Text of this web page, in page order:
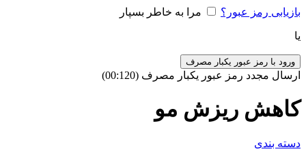
بازیابی رمز عبور؟ مرا به خاطر بسپار
یا
ورود با رمز عبور یکبار مصرف
ارسال مجدد رمز عبور یکبار مصرف (00:
120
)
کاهش ریزش مو
دسته بندی